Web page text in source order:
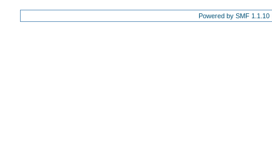
Powered by SMF 1.1.10